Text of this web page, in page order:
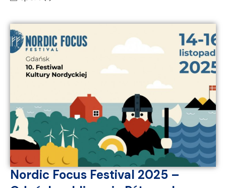
Nordic Focus Festival 2025 –